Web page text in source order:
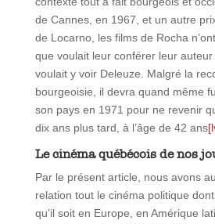
de Cannes, en 1967, et un autre
de Locarno, les films de Rocha
que voulait leur conférer leur
voulait y voir Deleuze. Malgré la
bourgeoisie, il devra quand même
son pays en 1971 pour ne revenir
dix ans plus tard, à l’âge de 42 ans
Le cinéma québécois de nos
Par le présent article, nous avons
relation tout le cinéma politique
qu’il soit en Europe, en Amérique